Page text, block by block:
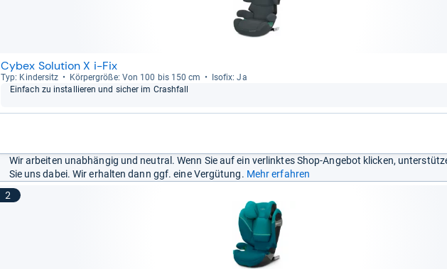
Cybex Solution X i-Fix
Typ: Kin­der­sitz Kör­per­größe: Von 100 bis 150 cm
Iso­fix: Ja
Ein­fach zu instal­lie­ren und sicher im Cras­h­fall
Wir arbeiten unabhängig und neutral. Wenn Sie auf ein verlinktes Shop-Angebot klicken,
Sie uns dabei. Wir erhalten dann ggf. eine Vergütung. Mehr erfahren
2